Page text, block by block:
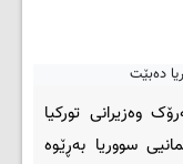
وه‌زیرانی تورکیا
سووریا به‌ڕێوه‌